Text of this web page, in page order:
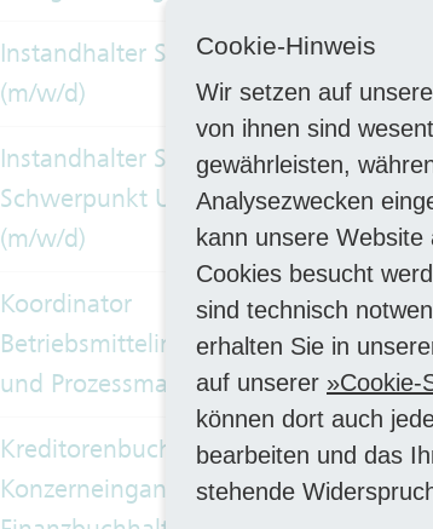
Instandhalter Schienenfahrzeuge
(m/w/d)
Instandhalter Schienenfahrzeuge -
Schwerpunkt Unterflurdrehbank
(m/w/d)
Koordinator
Betriebsmittelinformationssysteme
und Prozessmanagement (m/w/d)
Kreditorenbuchhalter für
Konzerneingangsrechnungen /
Cookie-Hinweis
Wir setzen auf
von ihnen sind
gewährleisten,
Analysezwecken
kann unsere
Cookies besucht
sind technisch
erhalten Sie in
auf unserer
Cookie-
können dort auch
bearbeiten und das
stehende